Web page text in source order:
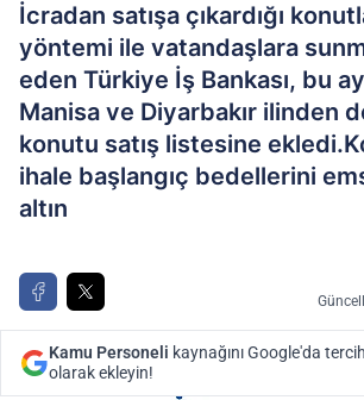
İcradan satışa çıkardığı
yöntemi ile vatandaşlara
eden Türkiye İş Bankası, bu
Manisa ve Diyarbakır ilinden
konutu satış listesine
ihale başlangıç bedellerini
altın
Kamu Personeli kaynağını Google'da
olarak ekleyin!